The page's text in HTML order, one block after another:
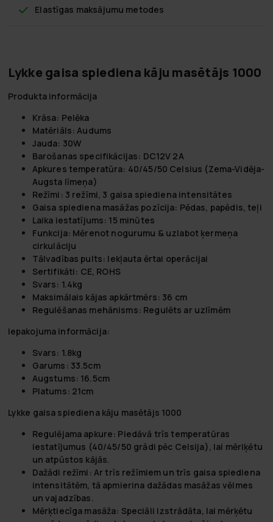
Elastīgas maksājumu metodes
Lykke gaisa spiediena kāju masētājs 1000
Produkta informācija
Krāsa: Pelēka
Matēriāls: Audums
Jauda: 30W
Barošanas specifikācijas: DC12V 2A
Apkures temperatūra: 40/45/50 Celsius (Zema-Vidēja-
Augsta līmeņa)
Režīmi: 3 režīmi, 3 gaisa spiediena intensitātes
Gaisa spiediena masāžas pozīcija: Pēdas, papēdis, teļi
Laika iestatījums: 15 minūtes
Funkcija: Mērenot nogurumu & uzlabot ķermeņa
cirkulāciju
Tālvadības pults: Iekļauta ērtai operācijai
Sertifikāti: CE, ROHS
Svars: 1.4kg
Maksimālais kājas apkārtmērs: 36 cm
Regulēšanas mehānisms: Regulēts ar uzlīmēm
Iepakojuma informācija:
Svars: 1.8kg
Garums: 33.5cm
Augstums: 16.5cm
Platums: 21cm
Lykke gaisa spiediena kāju masētājs 1000
Regulējama apkure: Piedāvā trīs temperatūras
iestatījumus (40/45/50 grādi pēc Celsija), lai mēriķētu
un atpūstos kājās.
Dažādi režīmi: Ar trīs režīmiem un trīs gaisa spiediena
intensitātēm, tā apmierina dažādas masāžas vēlmes
un vajadzības.
Mērķtiecīga masāža: Speciāli izstrādāta, lai mērķētu